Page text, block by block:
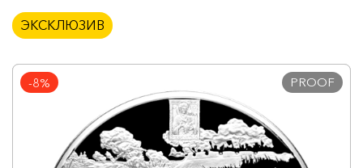
ЭКСКЛЮЗИВ
-8% PROOF